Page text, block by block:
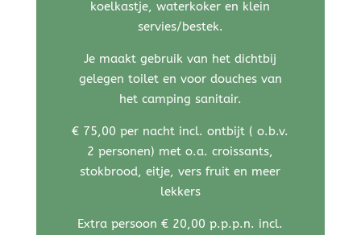
koelkastje, waterkoker en klein
servies/bestek.
Je maakt gebruik van het dichtbij
gelegen toilet en voor douches van
het camping sanitair.
€ 75,00 per nacht incl. ontbijt ( o.b.v.
2 personen) met o.a. croissants,
stokbrood, eitje, vers fruit en meer
lekkers
Extra persoon € 20,00 p.p.p.n. incl.